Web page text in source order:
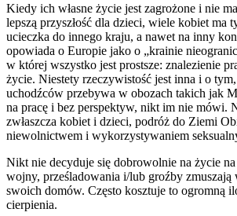
Kiedy ich własne życie jest zagrożone i nie
lepszą przyszłość dla dzieci, wiele kobiet ma
ucieczka do innego kraju, a nawet na inny
opowiada o Europie jako o „krainie
w której wszystko jest prostsze: znalezienie
życie. Niestety rzeczywistość jest inna i o
uchodźców przebywa w obozach takich jak
na pracę i bez perspektyw, nikt im nie mówi.
zwłaszcza kobiet i dzieci, podróż do Ziemi
niewolnictwem i wykorzystywaniem
Nikt nie decyduje się dobrowolnie na życie
wojny, prześladowania i/lub groźby zmuszają
swoich domów. Często kosztuje to ogromną
cierpienia.